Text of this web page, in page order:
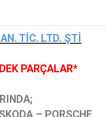
TİC. LTD. ŞTİ
PARÇALAR*
– PORSCHE